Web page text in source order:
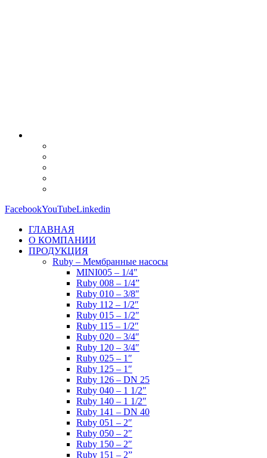
FacebookYouTubeLinkedin
ГЛАВНАЯ
О КОМПАНИИ
ПРОДУКЦИЯ
Ruby – Мембранные насосы
MINI005 – 1/4″
Ruby 008 – 1/4”
Ruby 010 – 3/8″
Ruby 112 – 1/2″
Ruby 015 – 1/2″
Ruby 115 – 1/2″
Ruby 020 – 3/4″
Ruby 120 – 3/4″
Ruby 025 – 1″
Ruby 125 – 1″
Ruby 126 – DN 25
Ruby 040 – 1 1/2″
Ruby 140 – 1 1/2″
Ruby 141 – DN 40
Ruby 051 – 2″
Ruby 050 – 2″
Ruby 150 – 2″
Ruby 151 – 2”